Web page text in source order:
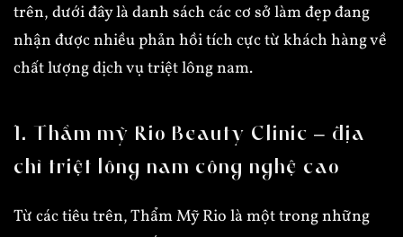
trên, dưới đây là danh sách các cơ sở làm đẹp đang
nhận được nhiều phản hồi tích cực từ khách hàng về
chất lượng dịch vụ triệt lông nam.
1. Thẩm mỹ Rio Beauty Clinic – địa
chỉ triệt lông nam công nghệ cao
Từ các tiêu trên, Thẩm Mỹ Rio là một trong những